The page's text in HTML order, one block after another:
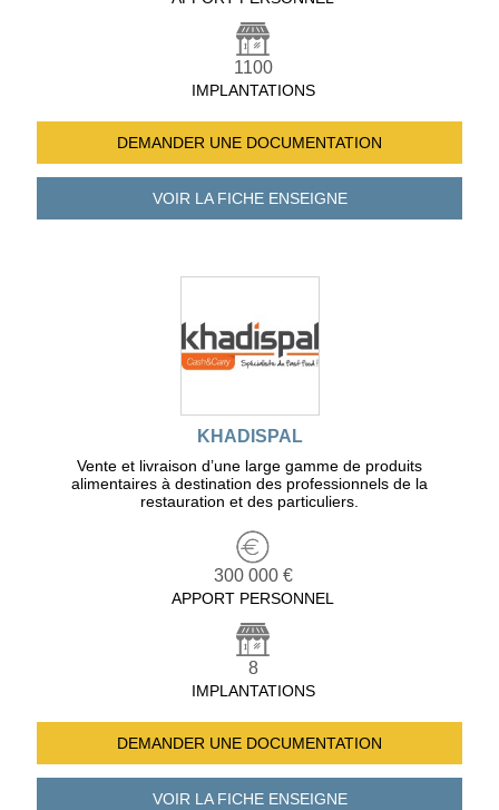
1100
IMPLANTATIONS
DEMANDER UNE DOCUMENTATION
VOIR LA FICHEENSEIGNE
KHADISPAL
Vente et livraison d’une large gamme de produits
alimentaires à destination des professionnels de la
restauration et des particuliers.
300 000 €
APPORT PERSONNEL
8
IMPLANTATIONS
DEMANDER UNE DOCUMENTATION
VOIR LA FICHEENSEIGNE